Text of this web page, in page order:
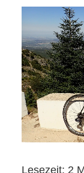
Lesezeit: 2